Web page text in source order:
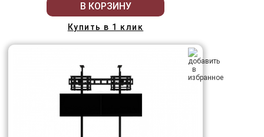
В КОРЗИНУ
Купить в 1 клик